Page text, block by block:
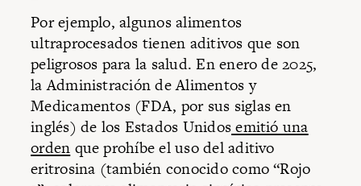
Por ejemplo, algunos alimentos
ultraprocesados tienen aditivos que son
peligrosos para la salud. En enero de 2025,
la Administración de Alimentos y
Medicamentos (FDA, por sus siglas en
inglés) de los Estados Unidosemitió una
orden que prohíbe el uso del aditivo
eritrosina (también conocido como “Rojo